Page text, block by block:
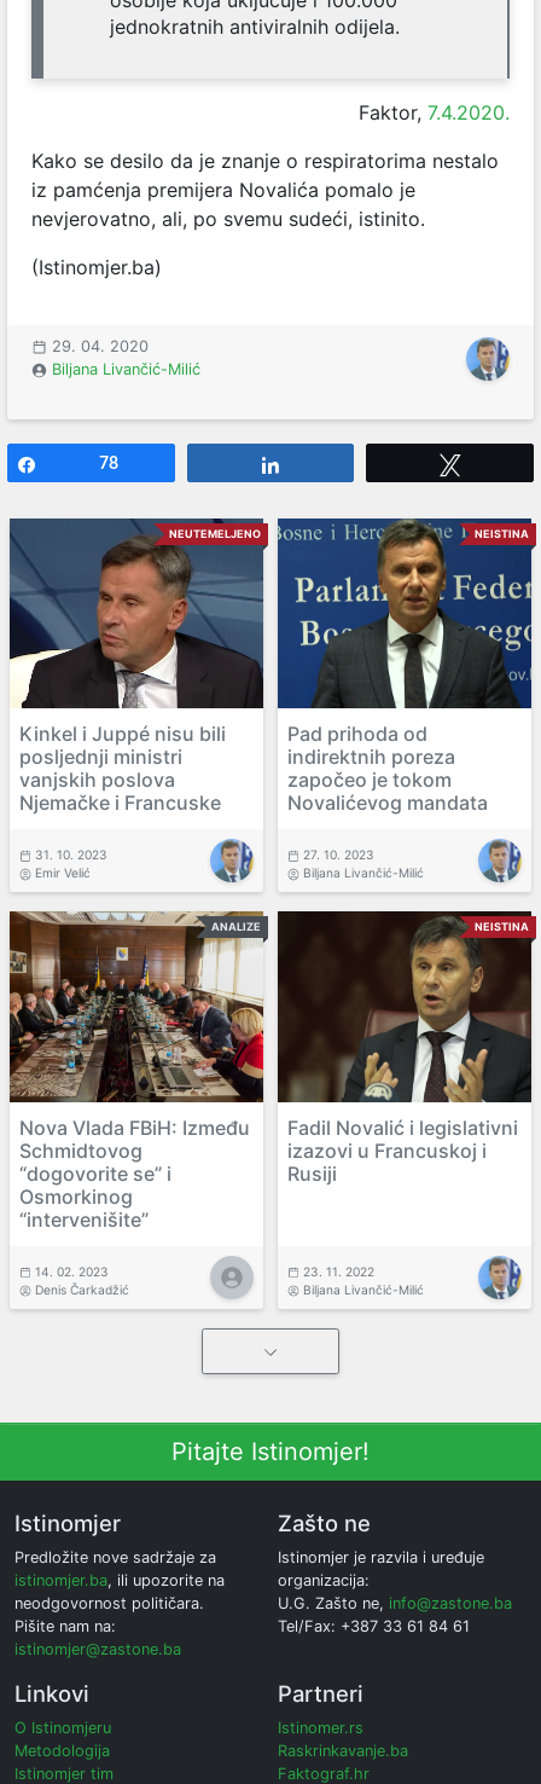
jednokratnih antiviralnih odijela.
Faktor, 7.4.2020.
Kako se desilo da je znanje o respiratorima nestalo
iz pamćenja premijera Novalića pomalo je
nevjerovatno, ali, po svemu sudeći, istinito.
(Istinomjer.ba)
29. 04. 2020
Biljana Livančić-Milić
78
NEUTEMELJENO
Kinkel i Juppé nisu bili
posljednji ministri
vanjskih poslova
Njemačke i Francuske
31. 10. 2023
Emir Velić
NEISTINA
Pad prihoda od
indirektnih poreza
započeo je tokom
Novalićevog mandata
27. 10. 2023
Biljana Livančić-Milić
ANALIZE
Nova Vlada FBiH: Između
Schmidtovog
“dogovorite se” i
Osmorkinog
“intervenišite”
14. 02. 2023
Denis Čarkadžić
NEISTINA
Fadil Novalić i legislativni
izazovi u Francuskoj i
Rusiji
23. 11. 2022
Biljana Livančić-Milić
Pitajte Istinomjer!
Istinomjer
Predložite nove sadržaje za
istinomjer.ba, ili upozorite na
neodgovornost političara.
Pišite nam na:
istinomjer@zastone.ba
Zašto ne
Istinomjer je razvila i uređuje
organizacija:
U.G. Zašto ne, info@zastone.ba
Tel/Fax: +387 33 61 84 61
Linkovi
O Istinomjeru
Metodologija
Istinomjer tim
Partneri
Istinomer.rs
Raskrinkavanje.ba
Faktograf.hr